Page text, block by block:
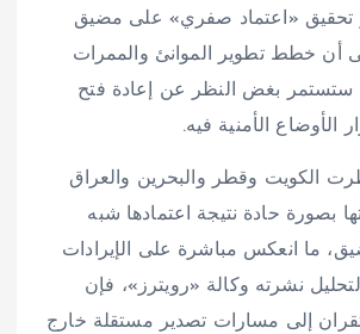
تحقيق «اعتماد صفري» على مضيق
أن خطط تطوير الموانئ والممرات
ستستمر بغض النظر عن إعادة فتح
الأوضاع الأمنية فيه.
الكويت وقطر والبحرين والعراق
بصورة حادة نتيجة اعتمادها شبه
ما انعكس مباشرة على الإيرادات
نشرته وكالة «رويترز»، فإن
إلى مسارات تصدير مستقلة خارج